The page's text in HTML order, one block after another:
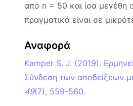
από n = 50 και ίσα μεγέθη
πραγματικά είναι σε
Αναφορά
Kamper S. J. (2019).
Σύνδεση των αποδείξεων
49(7), 559-560.